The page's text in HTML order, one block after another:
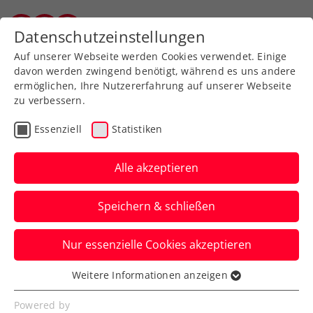
Zurück zur Newsübersicht
Allgemeine Klasse
Turnierkalender:
Filterfunktion
"Langzeitturniere"
Zur Erinnerung....
Verfasst von: Evelyn Ratt-Nenning , 24.07.2025
Datenschutzeinstellungen
Auf unserer Webseite werden Cookies verwendet. Einige
davon werden zwingend benötigt, während es uns andere
ermöglichen, Ihre Nutzererfahrung auf unserer Webseite
zu verbessern.
Essenziell Statistiken
Alle akzeptieren
Speichern & schließen
Nur essenzielle Cookies akzeptieren
Essenziell
Essenzielle Cookies werden für grundlegende
Weitere Informationen anzeigen
Powered by